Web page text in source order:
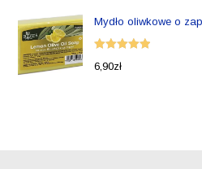
Mydło oliwkowe o
Oceniono
6,90zł